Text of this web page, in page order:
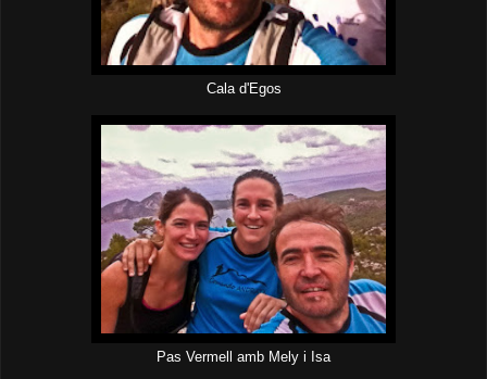
Cala d'Egos
Pas Vermell amb Mely i Isa